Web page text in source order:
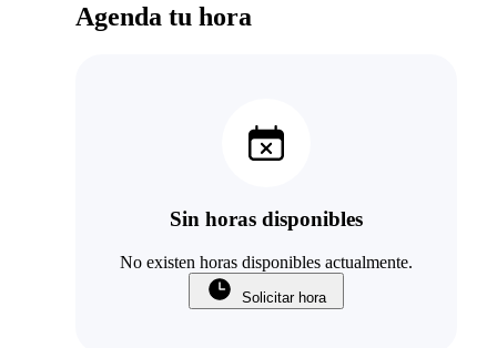
Agenda tu hora
Sin horas disponibles
No existen horas disponibles actualmente.
Solicitar hora